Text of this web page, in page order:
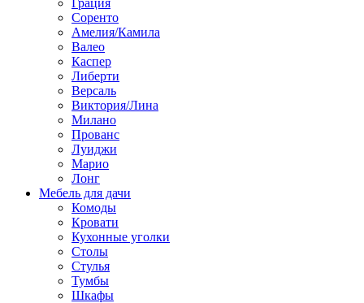
Грация
Соренто
Амелия/Камила
Валео
Каспер
Либерти
Версаль
Виктория/Лина
Милано
Прованс
Луиджи
Марио
Лонг
Мебель для дачи
Комоды
Кровати
Кухонные уголки
Столы
Стулья
Тумбы
Шкафы